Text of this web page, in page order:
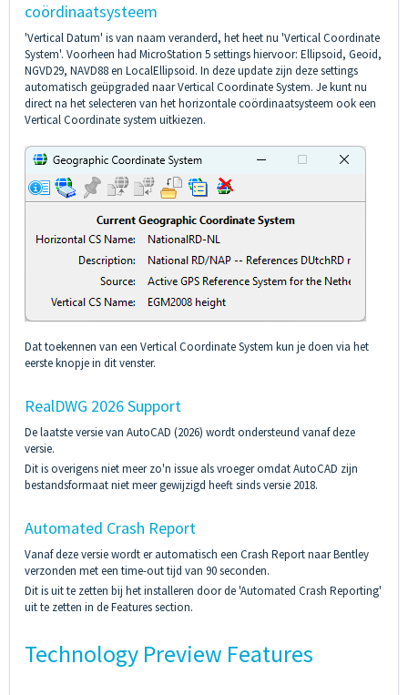
coördinaatsysteem
'Vertical Datum' is van naam veranderd, het heet nu 'Vertical Coordinate
System'. Voorheen had MicroStation 5 settings hiervoor: Ellipsoid, Geoid,
NGVD29, NAVD88 en LocalEllipsoid. In deze update zijn deze settings
automatisch geüpgraded naar Vertical Coordinate System. Je kunt nu
direct na het selecteren van het horizontale coördinaatsysteem ook een
Vertical Coordinate system uitkiezen.
Dat toekennen van een Vertical Coordinate System kun je doen via het
eerste knopje in dit venster.
RealDWG 2026 Support
De laatste versie van AutoCAD (2026) wordt ondersteund vanaf deze
versie.
Dit is overigens niet meer zo'n issue als vroeger omdat AutoCAD zijn
bestandsformaat niet meer gewijzigd heeft sinds versie 2018.
Automated Crash Report
Vanaf deze versie wordt er automatisch een Crash Report naar Bentley
verzonden met een time-out tijd van 90 seconden.
Dit is uit te zetten bij het installeren door de 'Automated Crash Reporting'
uit te zetten in de Features section.
Technology Preview Features